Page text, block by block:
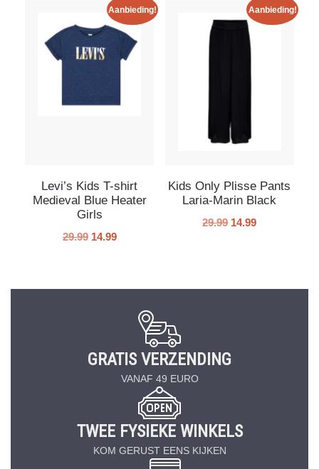
Aanbieding!
Levi’s Kids T-shirt
Medieval Blue Heater
Girls
29.99 14.99
Aanbieding!
Kids Only Plisse Pants
Laria-Marin Black
29.99 14.99
GRATIS VERZENDING
VANAF 49 EURO
TWEE FYSIEKE WINKELS
KOM GERUST EENS KIJKEN